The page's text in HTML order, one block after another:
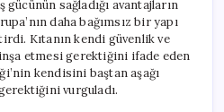
sağladığı avantajların
daha bağımsız bir yapı
Kıtanın kendi güvenlik ve
etmesi gerektiğini ifade eden
kendisini baştan aşağı
vurguladı.